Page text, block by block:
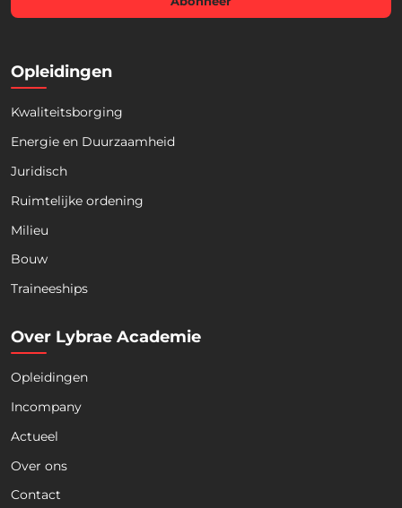
*
Opleidingen
Kwaliteitsborging
Energie en Duurzaamheid
Juridisch
Ruimtelijke ordening
Milieu
Bouw
Traineeships
Over Lybrae Academie
Opleidingen
Incompany
Actueel
Over ons
Contact
Naam
Telefoon